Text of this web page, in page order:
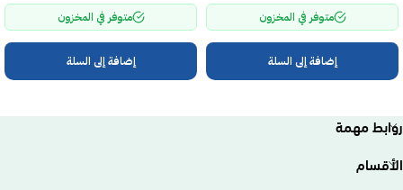
متوفر في المخزون
إضافة إلى السلة
متوفر في المخزون
إضافة إلى السلة
روابط مهمة
الأقسام